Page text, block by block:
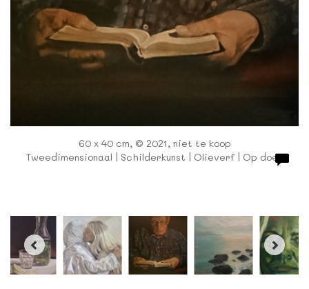
60 x 40 cm, © 2021, niet te koop
Tweedimensionaal | Schilderkunst | Olieverf | Op doek